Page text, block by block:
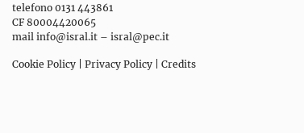
telefono 0131 443861
CF 80004420065
mail info@isral.it – isral@pec.it
Cookie Policy Privacy Policy Credits